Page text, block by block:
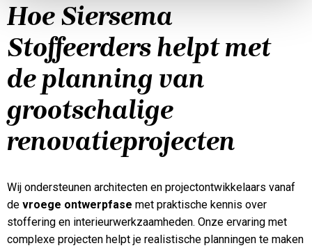
Hoe Siersema
Stoffeerders helpt met
de planning van
grootschalige
renovatieprojecten
Wij ondersteunen architecten en projectontwikkelaars vanaf
de vroege ontwerpfase met praktische kennis over
stoffering en interieurwerkzaamheden. Onze ervaring met
complexe projecten helpt je realistische planningen te maken